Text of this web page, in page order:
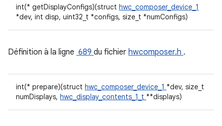
int(* getDisplayConfigs)(struct hwc_composer_device_1
*dev, int disp, uint32_t *configs, size_t *numConfigs)
Définition à la ligne 689 du fichier hwcomposer.h .
int(* prepare)(struct hwc_composer_device_1 *dev, size_t
numDisplays, hwc_display_contents_1_t **displays)